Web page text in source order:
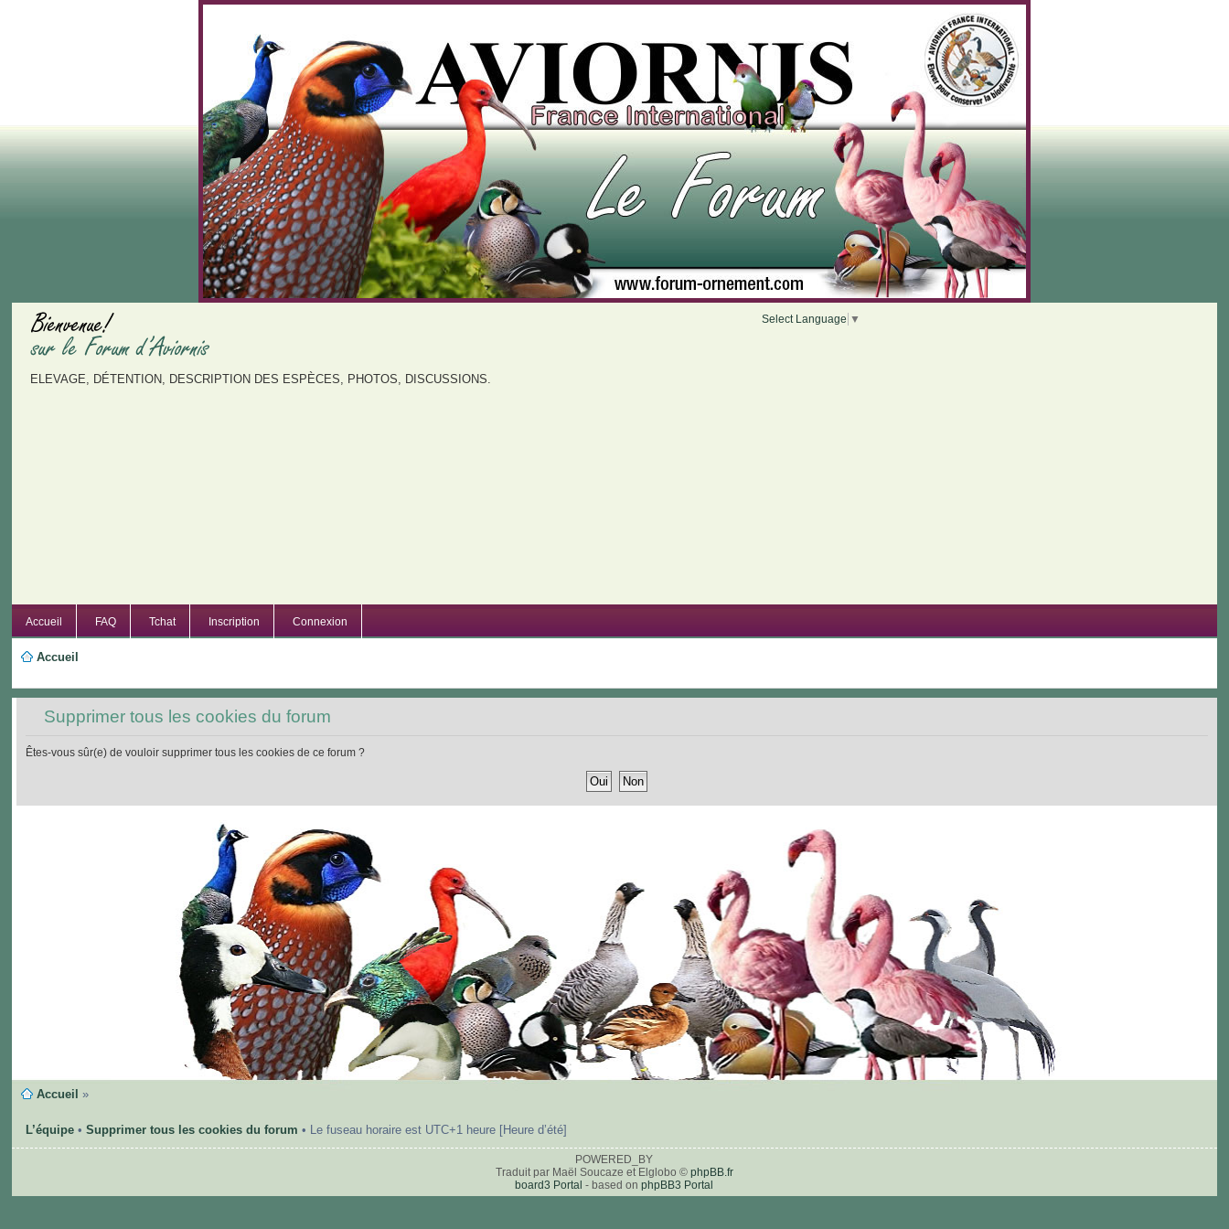
Select Language ▼
ELEVAGE, DÉTENTION, DESCRIPTION DES ESPÈCES, PHOTOS, DISCUSSIONS.
Accueil FAQ Tchat Inscription Connexion
Accueil
Supprimer tous les cookies du forum
Êtes-vous sûr(e) de vouloir supprimer tous les cookies de ce forum ?
Accueil »
L’équipe •Supprimer tous les cookies du forum • Le fuseau horaire est UTC+1 heure [Heure d’été]
POWERED_BY
Traduit par Maël Soucaze et Elglobo © phpBB.fr
board3 Portal - based onphpBB3 Portal